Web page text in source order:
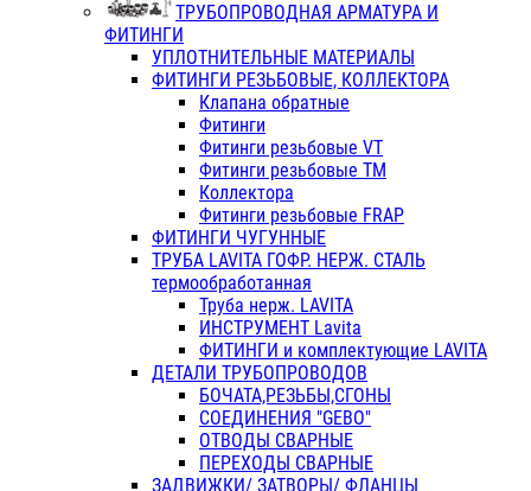
ТРУБОПРОВОДНАЯ АРМАТУРА И
ФИТИНГИ
УПЛОТНИТЕЛЬНЫЕ МАТЕРИАЛЫ
ФИТИНГИ РЕЗЬБОВЫЕ, КОЛЛЕКТОРА
Клапана обратные
Фитинги
Фитинги резьбовые VT
Фитинги резьбовые ТМ
Коллектора
Фитинги резьбовые FRAP
ФИТИНГИ ЧУГУННЫЕ
ТРУБА LAVITA ГОФР. НЕРЖ. СТАЛЬ
термообработанная
Труба нерж. LAVITA
ИНСТРУМЕНТ Lavita
ФИТИНГИ и комплектующие LAVITA
ДЕТАЛИ ТРУБОПРОВОДОВ
БОЧАТА,РЕЗЬБЫ,СГОНЫ
СОЕДИНЕНИЯ "GEBO"
ОТВОДЫ СВАРНЫЕ
ПЕРЕХОДЫ СВАРНЫЕ
ЗАДВИЖКИ/ ЗАТВОРЫ/ ФЛАНЦЫ